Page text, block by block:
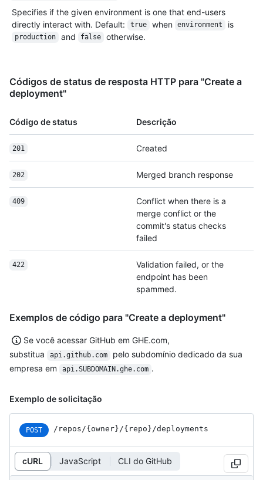
Specifies if the given environment is one that end-users
directly interact with. Default:
true when environment is
production and false otherwise.
Códigos de status de resposta HTTP para "Create a
deployment"
Código de status Descrição
201 Created
202 Merged branch response
409
Conflict when there is a
merge conflict or the
commit's status checks
failed
422
Validation failed, or the
endpoint has been
spammed.
Exemplos de código para "Create a deployment"
Se você acessar GitHub em GHE.com,
substitua
api.github.com
pelo subdomínio dedicado da sua
empresa em
api.SUBDOMAIN.ghe.com .
Exemplo de solicitação
POST /repos /{owner} /{repo} /deployments
cURL JavaScript CLI do GitHub